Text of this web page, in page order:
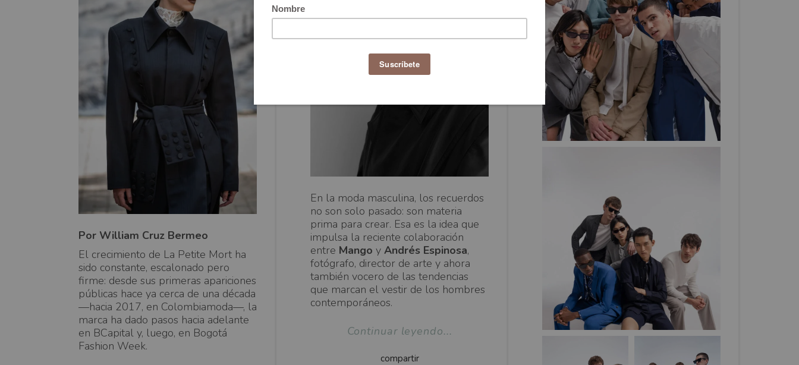
Por William Cruz Bermeo
El crecimiento de La Petite Mort ha
sido constante, escalonado pero
firme: desde sus primeras apariciones
públicas hace ya cerca de una década
—hacia 2017, en Colombiamoda—, la
marca ha dado pasos hacia adelante
en BCapital y, luego, en Bogotá
Fashion Week.
En la moda masculina, los recuerdos
no son solo pasado: son materia
prima para crear. Esa es la idea que
impulsa la reciente colaboración
entre Mango y Andrés Espinosa,
fotógrafo, director de arte y ahora
también vocero de las tendencias
que marcan el vestir de los hombres
contemporáneos.
Continuar leyendo...
compartir